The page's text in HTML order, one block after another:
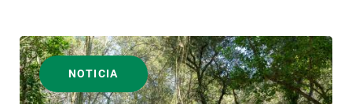
NOTICIA